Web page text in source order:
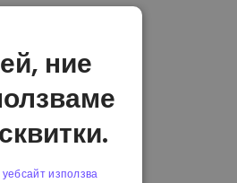
ние
използва